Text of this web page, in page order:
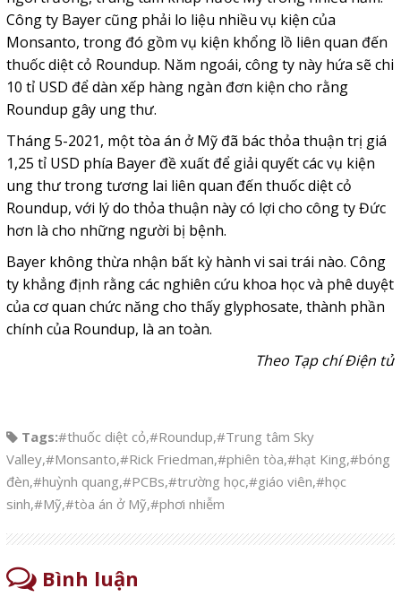
Công ty Bayer cũng phải lo liệu nhiều vụ kiện của
Monsanto, trong đó gồm vụ kiện khổng lồ liên quan đến
thuốc diệt cỏ Roundup. Năm ngoái, công ty này hứa sẽ chi
10 tỉ USD để dàn xếp hàng ngàn đơn kiện cho rằng
Roundup gây ung thư.
Tháng 5-2021, một tòa án ở Mỹ đã bác thỏa thuận trị giá
1,25 tỉ USD phía Bayer đề xuất để giải quyết các vụ kiện
ung thư trong tương lai liên quan đến thuốc diệt cỏ
Roundup, với lý do thỏa thuận này có lợi cho công ty Đức
hơn là cho những người bị bệnh.
Bayer không thừa nhận bất kỳ hành vi sai trái nào. Công
ty khẳng định rằng các nghiên cứu khoa học và phê duyệt
của cơ quan chức năng cho thấy glyphosate, thành phần
chính của Roundup, là an toàn.
Theo Tạp chí Điện tử
Tags:#thuốc diệt cỏ,#Roundup,#Trung tâm Sky
Valley,#Monsanto,#Rick Friedman,#phiên tòa,#hạt King,#bóng
đèn,#huỳnh quang,#PCBs,#trường học,#giáo viên,#học
sinh,#Mỹ,#tòa án ở Mỹ,#phơi nhiễm
Bình luận